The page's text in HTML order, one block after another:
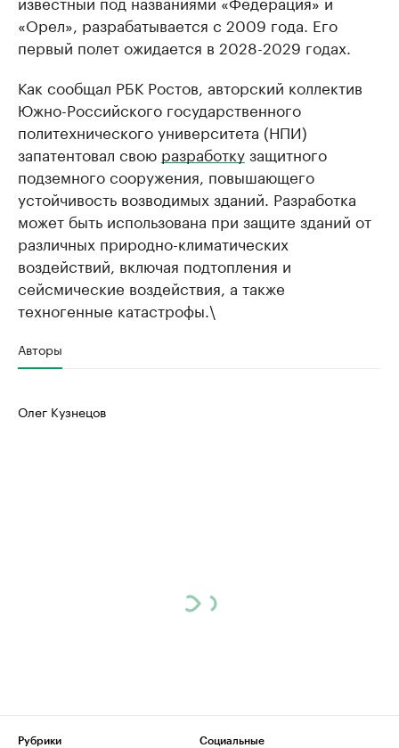
«Орел», разрабатывается с 2009 года. Его
первый полет ожидается в 2028-2029 годах.
Как сообщал РБК Ростов, авторский коллектив
Южно-Российского государственного
политехнического университета (НПИ)
запатентовал свою разработкузащитного
подземного сооружения, повышающего
устойчивость возводимых зданий. Разработка
может быть использована при защите зданий от
различных природно-климатических
воздействий, включая подтопления и
сейсмические воздействия, а также
техногенные катастрофы.\
Авторы
Олег Кузнецов
Рубрики
Социальные